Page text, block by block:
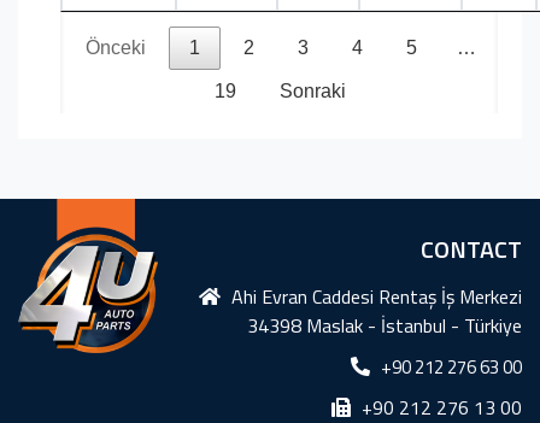
Önceki 1 2 3 4 5 …
19 Sonraki
CONTACT
Ahi Evran Caddesi Rentaş İş Merkezi
34398 Maslak - İstanbul - Türkiye
+90 212 276 63 00
+90 212 276 13 00